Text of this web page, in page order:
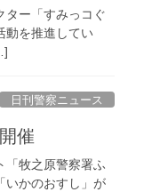
ター「すみっコぐ
動を推進してい
日刊警察ニュース
催
「牧之原警察署ふ
いかのおすし」が